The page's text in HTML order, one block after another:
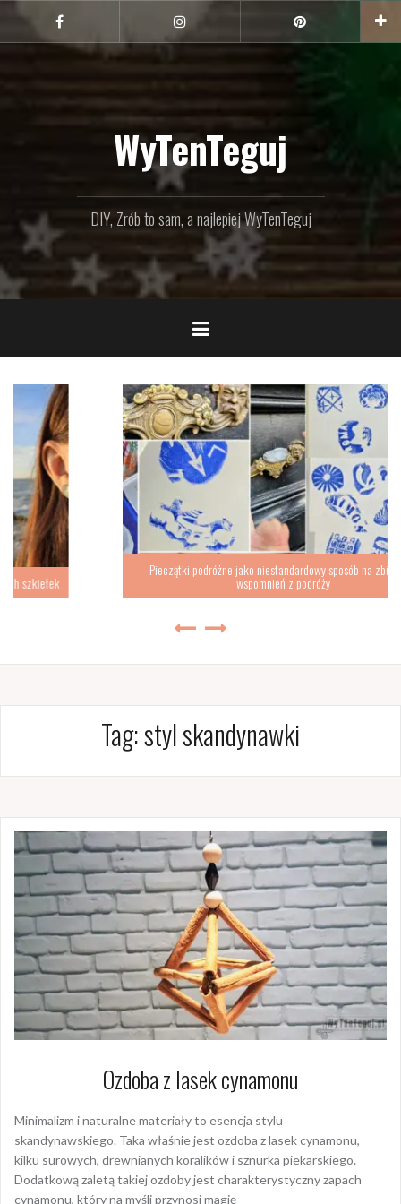
treści
Facebook Instagram
WyTenTeguj
DIY, Zrób to sam, a najlepiej WyTenTeguj
Pieczątki podróżne jako niestandardowy sposób na zbieranie
wspomnień z podróży
Tag:styl skandynawki
Ozdoba z lasek cynamonu
Minimalizm i naturalne materiały to esencja stylu
skandynawskiego. Taka właśnie jest ozdoba z lasek cynamonu,
kilku surowych, drewnianych koralików i sznurka piekarskiego.
Dodatkową zaletą takiej ozdoby jest charakterystyczny zapach
cynamonu, który na myśli przynosi magię